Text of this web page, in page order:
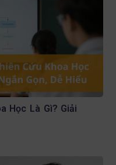
Học Là Gì? Giải